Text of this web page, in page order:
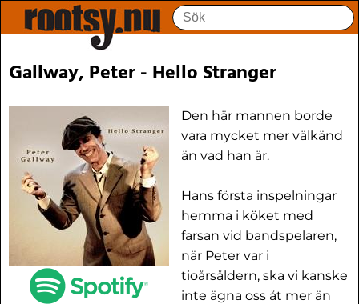
Gallway, Peter - Hello Stranger
Den här mannen borde
vara mycket mer välkänd
än vad han är.
Hans första inspelningar
hemma i köket med
farsan vid bandspelaren,
när Peter var i
tioårsåldern, ska vi kanske
inte ägna oss åt mer än